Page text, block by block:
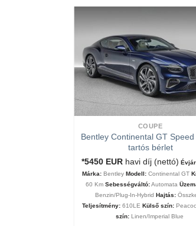
COUPE
Bentley Continental GT
tartós bérlet
*5450 EUR havi díj (nettó)
Márka: Bentley Modell: Continental GT
60 KmSebességváltó:Automata
Benzin/Plug-In-Hybrid
Hajtás:
Teljesítmény: 610LE Külső szín:
szín:Linen/Imperial Blue